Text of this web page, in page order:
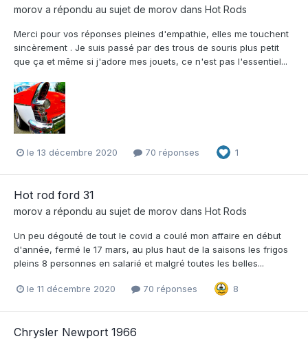
morov a répondu au sujet de morov dans Hot Rods
Merci pour vos réponses pleines d'empathie, elles me touchent
sincèrement . Je suis passé par des trous de souris plus petit
que ça et même si j'adore mes jouets, ce n'est pas l'essentiel...
le 13 décembre 2020 70 réponses 1
Hot rod ford 31
morov a répondu au sujet de morov dans Hot Rods
Un peu dégouté de tout le covid a coulé mon affaire en début
d'année, fermé le 17 mars, au plus haut de la saisons les frigos
pleins 8 personnes en salarié et malgré toutes les belles...
le 11 décembre 2020 70 réponses 8
Chrysler Newport 1966